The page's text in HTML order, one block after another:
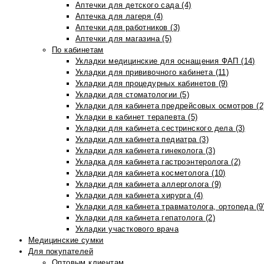
Аптечки для детского сада (4)
Аптечка для лагеря (4)
Аптечки для работников (3)
Аптечки для магазина (5)
По кабинетам
Укладки медицинские для оснащения ФАП (14)
Укладки для прививочного кабинета (11)
Укладки для процедурных кабинетов (9)
Укладки для стоматологии (5)
Укладки для кабинета предрейсовых осмотров
Укладки в кабинет терапевта (5)
Укладки для кабинета сестринского дела (3)
Укладки для кабинета педиатра (3)
Укладки для кабинета гинеколога (3)
Укладка для кабинета гастроэнтеролога (2)
Укладки для кабинета косметолога (10)
Укладки для кабинета аллерголога (9)
Укладки для кабинета хирурга (4)
Укладки для кабинета травматолога, ортопеда
Укладки для кабинета гепатолога (2)
Укладки участкового врача
Медицинские сумки
Для покупателей